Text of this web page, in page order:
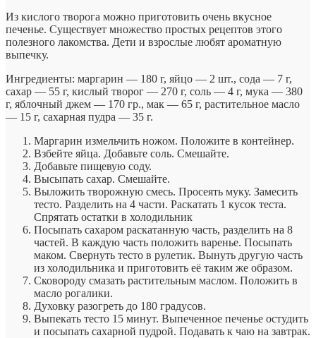
Из кислого творога можно приготовить очень вкусное
печенье. Существует множество простых рецептов этого
полезного лакомства. Дети и взрослые любят ароматную
выпечку.
Ингредиенты: маргарин — 180 г, яйцо — 2 шт., сода — 7 г,
сахар — 55 г, кислый творог — 270 г, соль — 4 г, мука — 380
г, яблочный джем — 170 гр., мак — 65 г, растительное масло
— 15 г, сахарная пудра — 35 г.
Маргарин измельчить ножом. Положите в контейнер.
Взбейте яйца. Добавьте соль. Смешайте.
Добавьте пищевую соду.
Высыпать сахар. Смешайте.
Выложить творожную смесь. Просеять муку. Замесить
тесто. Разделить на 4 части. Раскатать 1 кусок теста.
Спрятать остатки в холодильник
Посыпать сахаром раскатанную часть, разделить на 8
частей. В каждую часть положить варенье. Посыпать
маком. Свернуть тесто в рулетик. Вынуть другую часть
из холодильника и приготовить её таким же образом.
Сковороду смазать растительным маслом. Положить в
масло рогалики.
Духовку разогреть до 180 градусов.
Выпекать тесто 15 минут. Выпеченное печенье остудить
и посыпать сахарной пудрой. Подавать к чаю на завтрак.